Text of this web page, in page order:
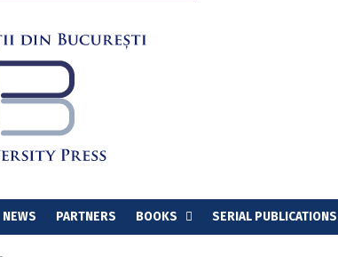
NEWS PARTNERS BOOKS SERIAL PUBLICATIONS